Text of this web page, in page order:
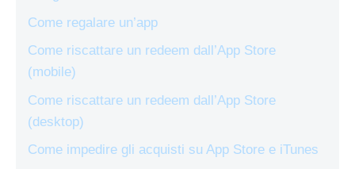
Come regalare un’app
Come riscattare un redeem dall’App Store
(mobile)
Come riscattare un redeem dall’App Store
(desktop)
Come impedire gli acquisti su App Store e iTunes